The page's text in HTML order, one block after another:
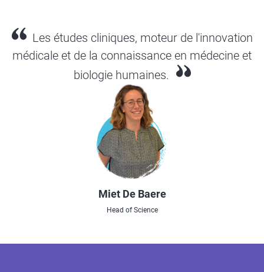
Les études cliniques, moteur de l'innovation
médicale et de la connaissance en médecine et
biologie humaines.
Miet De Baere
Head of Science